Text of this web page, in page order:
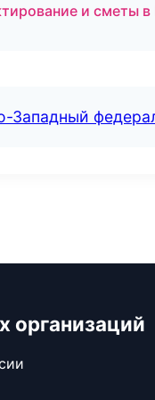
и сметы в
Западный
организаций